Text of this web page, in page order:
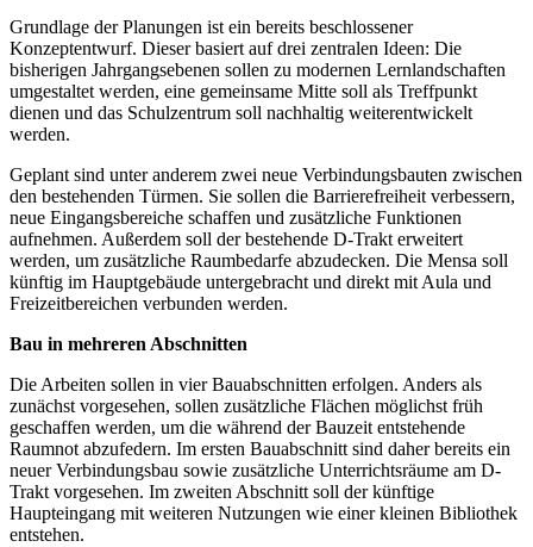
Grundlage der Planungen ist ein bereits beschlossener
Konzeptentwurf. Dieser basiert auf drei zentralen Ideen: Die
bisherigen Jahrgangsebenen sollen zu modernen Lernlandschaften
umgestaltet werden, eine gemeinsame Mitte soll als Treffpunkt
dienen und das Schulzentrum soll nachhaltig weiterentwickelt
werden.
Geplant sind unter anderem zwei neue Verbindungsbauten zwischen
den bestehenden Türmen. Sie sollen die Barrierefreiheit verbessern,
neue Eingangsbereiche schaffen und zusätzliche Funktionen
aufnehmen. Außerdem soll der bestehende D-Trakt erweitert
werden, um zusätzliche Raumbedarfe abzudecken. Die Mensa soll
künftig im Hauptgebäude untergebracht und direkt mit Aula und
Freizeitbereichen verbunden werden.
Bau in mehreren Abschnitten
Die Arbeiten sollen in vier Bauabschnitten erfolgen. Anders als
zunächst vorgesehen, sollen zusätzliche Flächen möglichst früh
geschaffen werden, um die während der Bauzeit entstehende
Raumnot abzufedern. Im ersten Bauabschnitt sind daher bereits ein
neuer Verbindungsbau sowie zusätzliche Unterrichtsräume am D-
Trakt vorgesehen. Im zweiten Abschnitt soll der künftige
Haupteingang mit weiteren Nutzungen wie einer kleinen Bibliothek
entstehen.